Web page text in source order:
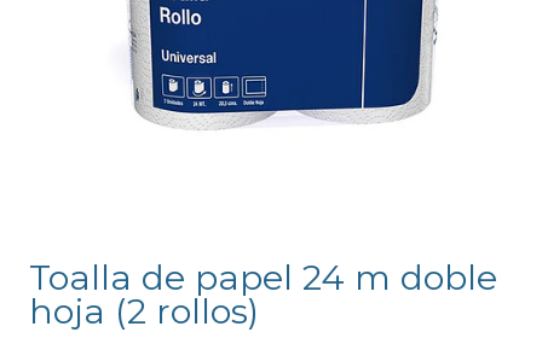
Toalla de papel 24 m doble
hoja (2 rollos)